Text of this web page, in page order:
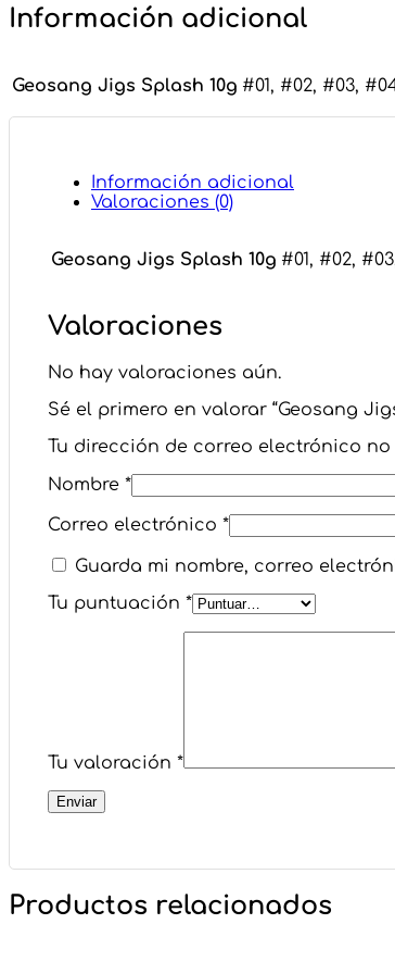
Información adicional
Geosang Jigs Splash 10g #01, #02, #03,
Información adicional
Valoraciones (0)
Geosang Jigs Splash 10g #01, #02,
Valoraciones
No hay valoraciones aún.
Sé el primero en valorar “Geosang
Tu dirección de correo electrónico
Nombre *
Correo electrónico *
Guarda mi nombre, correo
Tu puntuación *
Tu valoración *
Productos relacionados